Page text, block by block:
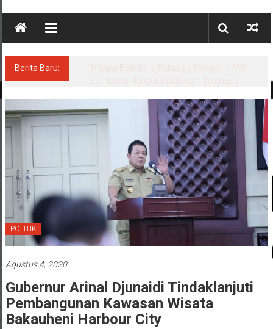
LINKARUTAMA.COM
Mitra
Terpercaya
Berita Baru:
POLITIK
Agustus 4, 2020
Gubernur Arinal Djunaidi Tindaklanjuti
Pembangunan Kawasan Wisata
Bakauheni Harbour City